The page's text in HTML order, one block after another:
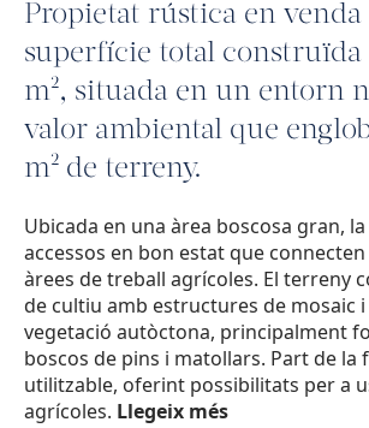
Propietat rústica en venda
superfície total construïda
m², situada en un entorn
valor ambiental que
m² de terreny.
Ubicada en una àrea boscosa gran,
accessos en bon estat que
àrees de treball agrícoles. El terreny
de cultiu amb estructures de mosaic
vegetació autòctona, principalment
boscos de pins i matollars. Part de la
utilitzable, oferint possibilitats per a
agrícoles. Llegeix més